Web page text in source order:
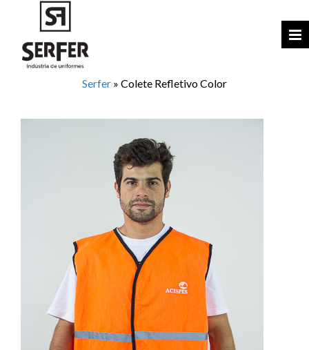
Serfer » Colete Refletivo Color